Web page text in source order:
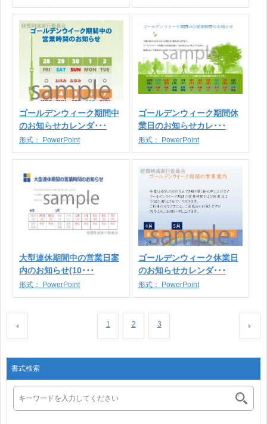
ゴールデンウィーク期間中
のお知らせカレンダ･･･
形式： PowerPoint
ゴールデンウィーク期間休
業日のお知らせカレ･･･
形式： PowerPoint
大型連休期間中の営業日案
内のお知らせ(10･･･
形式： PowerPoint
ゴールデンウィーク休業日
のお知らせカレンダ･･･
形式： PowerPoint
1 2 3
書式検索